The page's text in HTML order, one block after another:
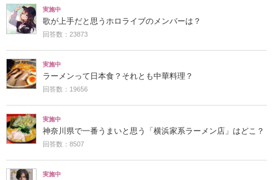
実施中
歌が上手だと思うホロライブのメンバーは？
回答数：23873
実施中
ラーメンって日本食？それとも中華料理？
回答数：19656
実施中
神奈川県で一番うまいと思う「横浜家系ラーメン店」はどこ？
回答数：8507
実施中